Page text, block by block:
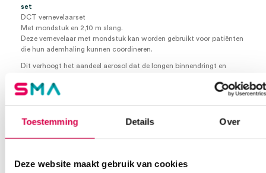
Toestemming Details Over
Deze website maakt gebruik van cookies
set
DCT vernevelaarset
Met mondstuk en 2,10 m slang.
Deze vernevelaar met mondstuk kan worden gebruikt voor patiënten
die hun ademhaling kunnen coördineren.
Dit verhoogt het aandeel aerosol dat de longen binnendringt en
Vergast met ethyleenoxide om ziektekiemen te verminderen.
Extra informatie